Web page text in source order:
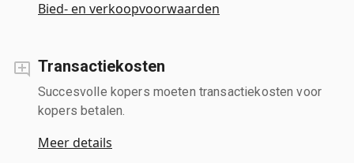
Bied- en verkoopvoorwaarden
Transactiekosten
Succesvolle kopers moeten transactiekosten voor
kopers betalen.
Meer details